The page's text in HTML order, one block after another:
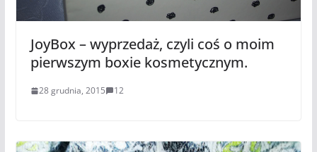
JoyBox – wyprzedaż, czyli coś o moim
pierwszym boxie kosmetycznym.
28 grudnia, 2015 12